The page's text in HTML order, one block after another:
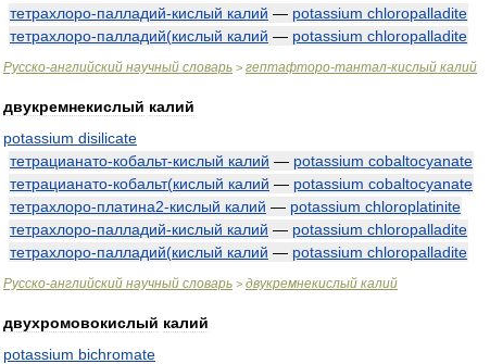
тетрахлоро-палладий-кислый калий — potassium chloropalladite
тетрахлоро-палладий(кислый калий — potassium chloropalladite
Русско-английский научный словарь > гептафторо-тантал-кислый калий
двукремнекислый калий
potassium disilicate
тетрацианато-кобальт-кислый калий — potassium cobaltocyanate
тетрацианато-кобальт(кислый калий — potassium cobaltocyanate
тетрахлоро-платина2-кислый калий — potassium chloroplatinite
тетрахлоро-палладий-кислый калий — potassium chloropalladite
тетрахлоро-палладий(кислый калий — potassium chloropalladite
Русско-английский научный словарь > двукремнекислый калий
двухромовокислый калий
potassium bichromate